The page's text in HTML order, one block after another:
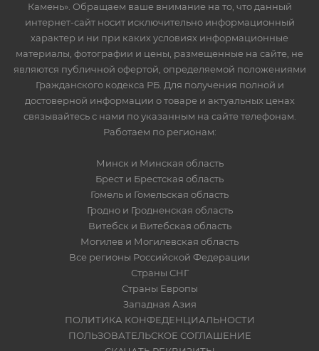
Камень». Обращаем ваше внимание на то, что данный
интернет-сайт носит исключительно информационный
характер и ни при каких условиях информационные
материалы, фотографии и цены, размещенные на сайте, не
являются публичной офертой, определяемой положениями
Гражданского кодекса РБ. Для получения полной и
достоверной информации о товаре и актуальных ценах
связывайтесь с нами по указанным на сайте телефонам.
Работаем по регионам:
Минск и Минская область
Брест и Брестская область
Гомель и Гомельская область
Гродно и Гродненская область
Витебск и Витебская область
Могилев и Могилевская область
Все регионы Российской Федерации
Страны СНГ
Страны Европы
Западная Азия
ПОЛИТИКА КОНФЕДЕНЦИАЛЬНОСТИ
ПОЛЬЗОВАТЕЛЬСКОЕ СОГЛАШЕНИЕ